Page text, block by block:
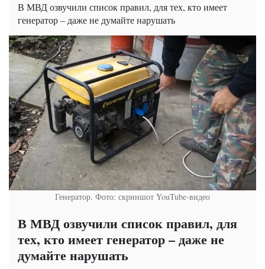
В МВД озвучили список правил, для тех, кто имеет
генератор – даже не думайте нарушать
Генератор. Фото: скриншот YouTube-видео
В МВД озвучили список правил, для
тех, кто имеет генератор – даже не
думайте нарушать